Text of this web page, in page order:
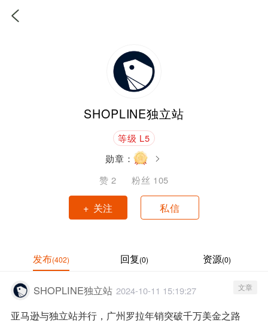
SHOPLINE独立站
等级 L5
勋章：
赞 2 粉丝 105
+ 关注 私信
发布(402) 回复(0) 资源(0)
SHOPLINE独立站 2024-10-11 15:19:27 文章
亚马逊与独立站并行，广州罗拉年销突破千万美金之路